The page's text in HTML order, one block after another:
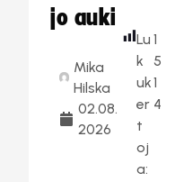
jo auki
Mika
Hilska
02.08.
2026
Lu
k
uk
er
t
oj
a:
1
5
1
4